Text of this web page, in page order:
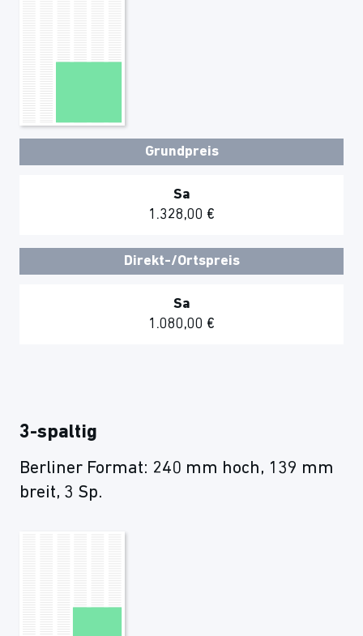
Grundpreis
Sa
1.328,00 €
Direkt-/Ortspreis
Sa
1.080,00 €
3-spaltig
Berliner Format: 240 mm hoch, 139 mm
breit, 3 Sp.